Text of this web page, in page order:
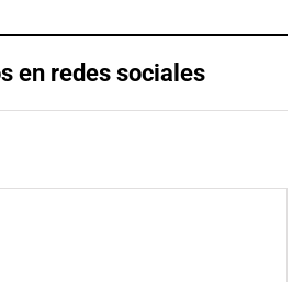
en redes sociales